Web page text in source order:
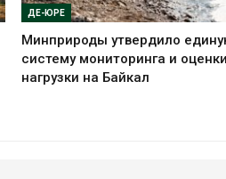
ДЕ-ЮРЕ
Минприроды утвердило
систему мониторинга и оценки
нагрузки на Байкал